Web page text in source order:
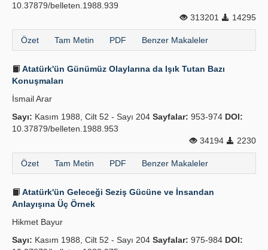
10.37879/belleten.1988.939
313201
14295
Özet Tam Metin PDF Benzer Makaleler
Atatürk'ün Günümüz Olaylarına da Işık Tutan Bazı
Konuşmaları
İsmail Arar
Sayı: Kasım 1988, Cilt 52 - Sayı 204 Sayfalar: 953-974 DOI:
10.37879/belleten.1988.953
34194
2230
Özet Tam Metin PDF Benzer Makaleler
Atatürk'ün Geleceği Seziş Gücüne ve İnsandan
Anlayışına Üç Örnek
Hikmet Bayur
Sayı: Kasım 1988, Cilt 52 - Sayı 204 Sayfalar: 975-984 DOI: